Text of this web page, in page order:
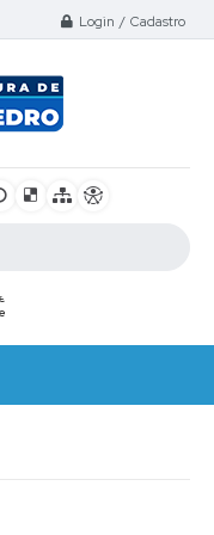
Login / Cadastro